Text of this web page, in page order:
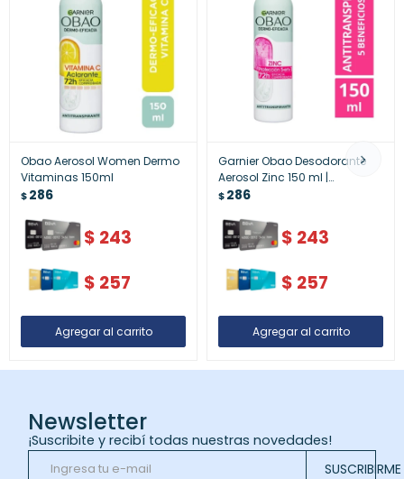
Obao Aerosol Women Dermo
Vitaminas 150ml
$286
$ 243
$ 257
Garnier Obao Desodorante
Aerosol Zinc 150 ml |
Protección Antitranspirante y
$286
$ 243
$ 257
Newsletter
¡Suscribite y recibí todas nuestras novedades!
SUSCRIBIRME